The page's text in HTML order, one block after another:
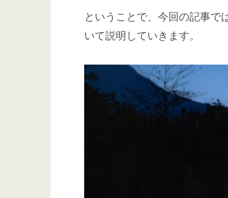
ということで、今回の記事で
いて説明していきます。